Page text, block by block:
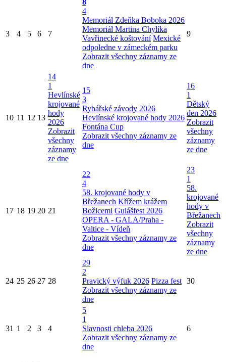
3 4 5 6 7
8
4
Memoriál Zdeňka Boboka 2026
Memoriál Martina Chylíka
Vavřinecké koštování Mexické
odpoledne v zámeckém parku
Zobrazit všechny záznamy ze
dne
9
10 11 12 13
14
1
Hevlínské
krojované
hody
2026
Zobrazit
všechny
záznamy
ze dne
15
3
Rybářské závody 2026
Hevlínské krojované hody 2026
Fontána Cup
Zobrazit všechny záznamy ze
dne
16
1
Dětský
den 2026
Zobrazit
všechny
záznamy
ze dne
17 18 19 20 21
22
4
58. krojované hody v
Břežanech Křížem krážem
Božicemi Gulášfest 2026
OPERA - GALA/Praha -
Valtice - Vídeň
Zobrazit všechny záznamy ze
dne
23
1
58.
krojované
hody v
Břežanech
Zobrazit
všechny
záznamy
ze dne
24 25 26 27 28
29
2
Pravický výfuk 2026 Pizza fest
Zobrazit všechny záznamy ze
dne
30
31 1 2 3 4
5
1
Slavnosti chleba 2026
Zobrazit všechny záznamy ze
dne
6